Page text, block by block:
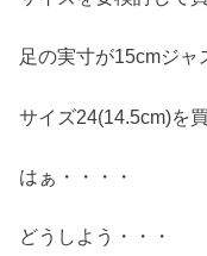
足の実寸が15cmジャ
サイズ24(14.5cm)を
はぁ・・・・
どうしよう・・・